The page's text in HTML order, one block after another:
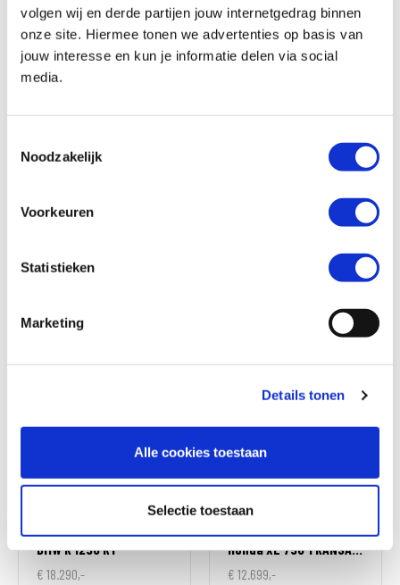
volgen wij en derde partijen jouw internetgedrag binnen
onze site. Hiermee tonen we advertenties op basis van
jouw interesse en kun je informatie delen via social
media.
Noodzakelijk
Voorkeuren
Statistieken
Marketing
Details tonen
Alle cookies toestaan
Selectie toestaan
Honda FORZA 350
€ 6.390,-
Uit2024
Honda
WN 07
€ 15.799,-
MotoPort Goes
STREET SCRAMBLER 900
MotoPort Leek
BMWR 1250 RT
€ 18.290,-
HondaXL 750 TRANSALP
€ 12.699,-